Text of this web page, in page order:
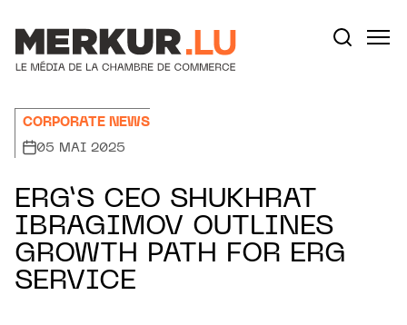
CORPORATE NEWS
05 MAI 2025
ERG’S CEO SHUKHRAT
IBRAGIMOV OUTLINES
GROWTH PATH FOR ERG
SERVICE